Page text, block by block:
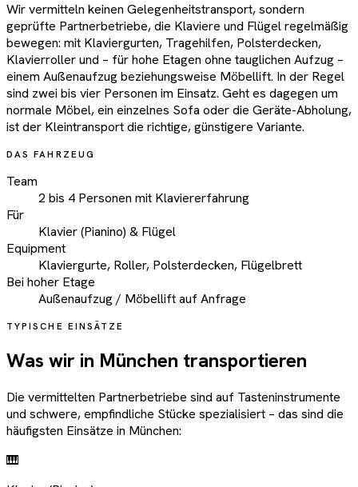
Wir vermitteln keinen Gelegenheitstransport, sondern
geprüfte Partnerbetriebe, die Klaviere und Flügel regelmäßig
bewegen: mit Klaviergurten, Tragehilfen, Polsterdecken,
Klavierroller und – für hohe Etagen ohne tauglichen Aufzug –
einem Außenaufzug beziehungsweise Möbellift. In der Regel
sind zwei bis vier Personen im Einsatz. Geht es dagegen um
normale Möbel, ein einzelnes Sofa oder die Geräte-Abholung,
ist der Kleintransport die richtige, günstigere Variante.
DAS FAHRZEUG
Team
2 bis 4 Personen mit Klaviererfahrung
Für
Klavier (Pianino) & Flügel
Equipment
Klaviergurte, Roller, Polsterdecken, Flügelbrett
Bei hoher Etage
Außenaufzug / Möbellift auf Anfrage
TYPISCHE EINSÄTZE
Was wir in München transportieren
Die vermittelten Partnerbetriebe sind auf Tasteninstrumente
und schwere, empfindliche Stücke spezialisiert – das sind die
häufigsten Einsätze in München:
🎹